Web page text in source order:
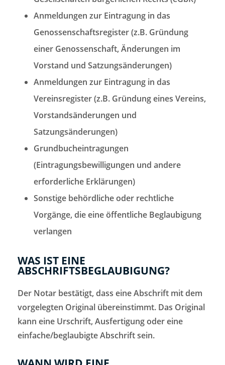
Anmeldungen zur Eintragung in das
Genossenschaftsregister (z.B. Gründung
einer Genossenschaft, Änderungen im
Vorstand und Satzungsänderungen)
Anmeldungen zur Eintragung in das
Vereinsregister (z.B. Gründung eines Vereins,
Vorstandsänderungen und
Satzungsänderungen)
Grundbucheintragungen
(Eintragungsbewilligungen und andere
erforderliche Erklärungen)
Sonstige behördliche oder rechtliche
Vorgänge, die eine öffentliche Beglaubigung
verlangen
WAS IST EINE
ABSCHRIFTSBEGLAUBIGUNG?
Der Notar bestätigt, dass eine Abschrift mit dem
vorgelegten Original übereinstimmt. Das Original
kann eine Urschrift, Ausfertigung oder eine
einfache/beglaubigte Abschrift sein.